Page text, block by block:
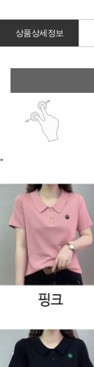
상품상세정보
"